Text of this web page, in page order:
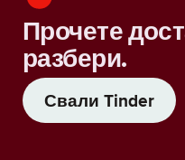
Прочете
разбери.
Свали Tinder